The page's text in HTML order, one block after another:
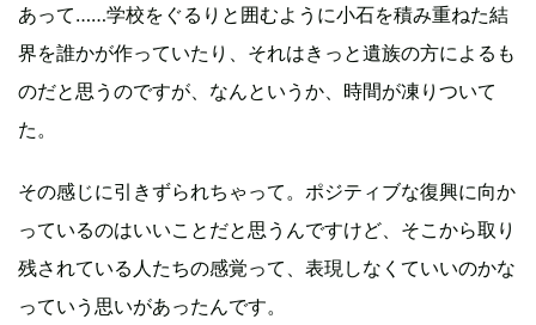
あって……学校をぐるりと囲むように小石を積み重ねた結
界を誰かが作っていたり、それはきっと遺族の方によるも
のだと思うのですが、なんというか、時間が凍りついて
た。
その感じに引きずられちゃって。ポジティブな復興に向か
っているのはいいことだと思うんですけど、そこから取り
残されている人たちの感覚って、表現しなくていいのかな
っていう思いがあったんです。